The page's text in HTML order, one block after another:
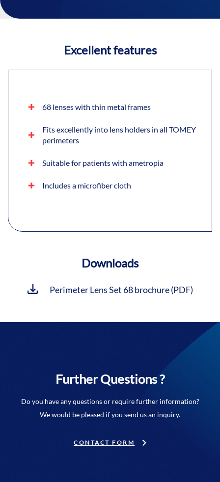
Excellent features
68 lenses with thin metal frames
Fits excellently into lens holders in all TOMEY
perimeters
Suitable for patients with ametropia
Includes a microfiber cloth
Downloads
Perimeter Lens Set 68 brochure (PDF)
Further Questions ?
Do you have any questions or require further information?
We would be pleased if you send us an inquiry.
CONTACT FORM